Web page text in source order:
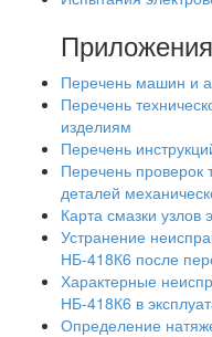
Перечень машин и
Перечень
изделиям
Перечень
Перечень проверок
деталей
Карта смазки узлов
Устранение
НБ-418К6 после
Характерные
НБ-418К6 в
Определение